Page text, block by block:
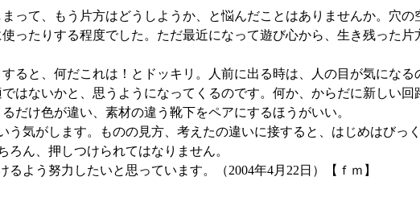
って、もう片方はどうしようか、と悩んだことはありませんか。穴
ったりする程度でした。ただ最近になって遊び心から、生き残った
ると、何だこれは！とドッキリ。人前に出る時は、人の目が気になる
はないかと、思うようになってくるのです。何か、からだに新しい
だけ色が違い、素材の違う靴下をペアにするほうがいい。
気がします。ものの見方、考えたの違いに接すると、はじめはびっ
ん、押しつけられてはなりません。
よう努力したいと思っています。（2004年4月22日）【ｆｍ】